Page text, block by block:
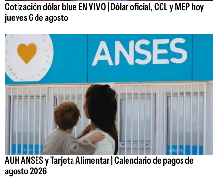
Cotización dólar blue EN VIVO | Dólar oficial, CCL y MEP hoy
jueves 6 de agosto
AUH ANSES y Tarjeta Alimentar | Calendario de pagos de
agosto 2026